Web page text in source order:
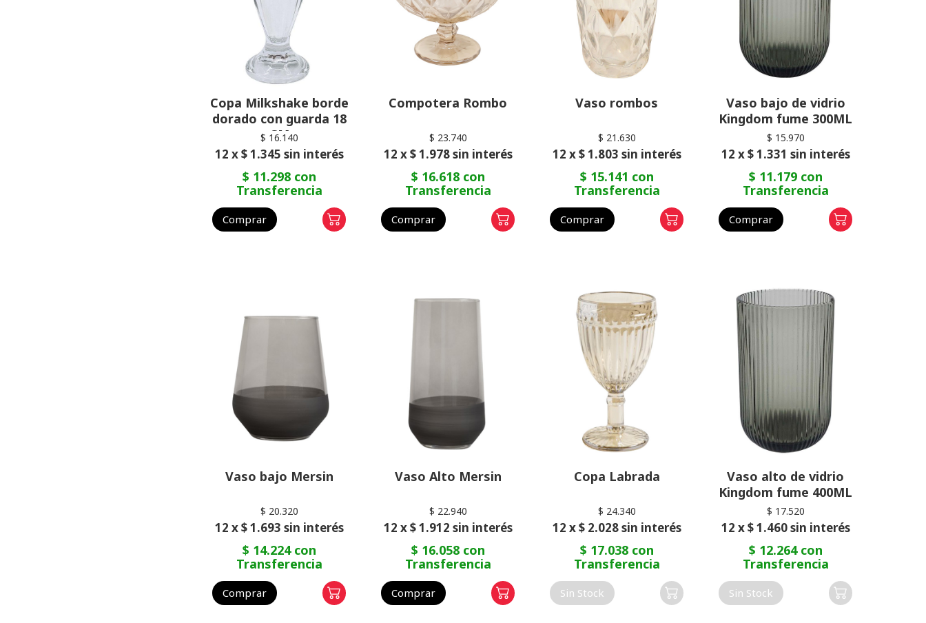
Copa Milkshake borde
dorado con guarda 18
CM
$ 16.140
12 x $ 1.345 sin interés
$ 11.298 con
Transferencia
Comprar
Compotera Rombo
$ 23.740
12 x $ 1.978 sin interés
$ 16.618 con
Transferencia
Comprar
Vaso rombos
$ 21.630
12 x $ 1.803 sin interés
$ 15.141 con
Transferencia
Comprar
Vaso bajo de vidrio
Kingdom fume 300ML
$ 15.970
12 x $ 1.331 sin interés
$ 11.179 con
Transferencia
Comprar
Vaso bajo Mersin
$ 20.320
12 x $ 1.693 sin interés
$ 14.224 con
Transferencia
Comprar
Vaso Alto Mersin
$ 22.940
12 x $ 1.912 sin interés
$ 16.058 con
Transferencia
Comprar
Copa Labrada
$ 24.340
12 x $ 2.028 sin interés
$ 17.038 con
Transferencia
Sin Stock
Vaso alto de vidrio
Kingdom fume 400ML
$ 17.520
12 x $ 1.460 sin interés
$ 12.264 con
Transferencia
Sin Stock